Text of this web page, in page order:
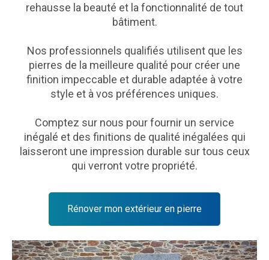
rehausse la beauté et la fonctionnalité de tout
bâtiment.
Nos professionnels qualifiés utilisent que les
pierres de la meilleure qualité pour créer une
finition impeccable et durable adaptée à votre
style et à vos préférences uniques.
Comptez sur nous pour fournir un service
inégalé et des finitions de qualité inégalées qui
laisseront une impression durable sur tous ceux
qui verront votre propriété.
Rénover mon extérieur en pierre